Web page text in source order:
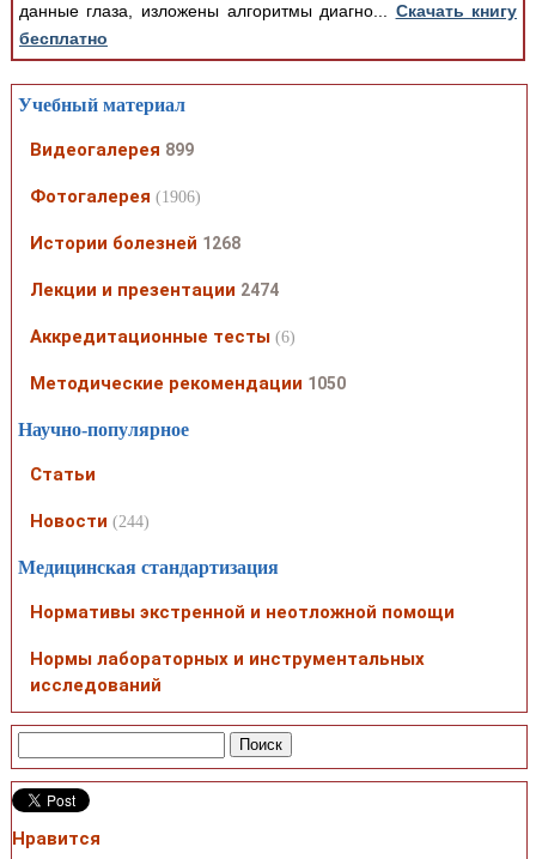
данные глаза, изложены алгоритмы диагно... Скачать книгу
бесплатно
Учебный материал
Видеогалерея 899
Фотогалерея (1906)
Истории болезней 1268
Лекции и презентации 2474
Аккредитационные тесты (6)
Методические рекомендации 1050
Научно-популярное
Статьи
Новости (244)
Медицинская стандартизация
Нормативы экстренной и неотложной помощи
Нормы лабораторных и инструментальных
исследований
Нравится